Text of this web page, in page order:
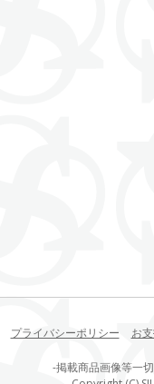
プライバシーポリシー お
-掲載商品画像等一